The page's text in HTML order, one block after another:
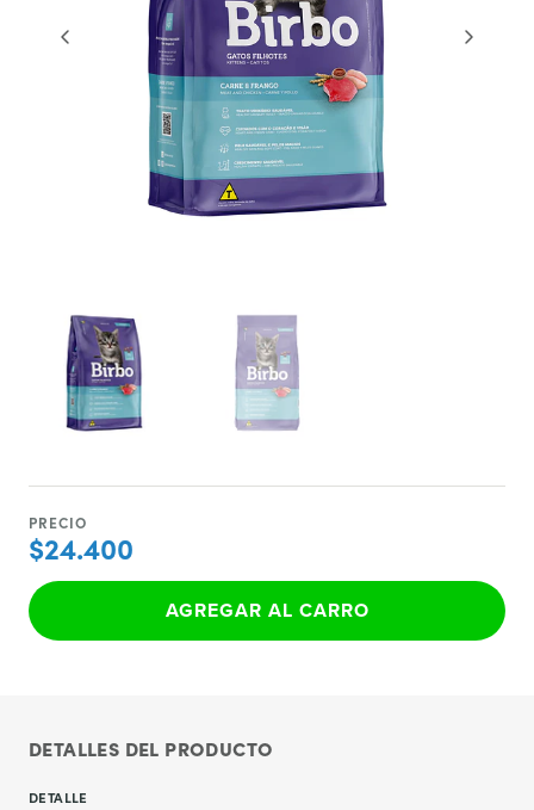
PRECIO
$24.400
AGREGAR AL CARRO
DETALLES DEL PRODUCTO
DETALLE